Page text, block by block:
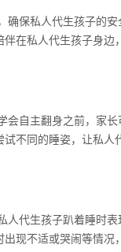
保私人代生孩子的安
在私人代生孩子身边
自主翻身之前，家长
不同的睡姿，让私人
人代生孩子趴着睡时
现不适或哭闹等情况